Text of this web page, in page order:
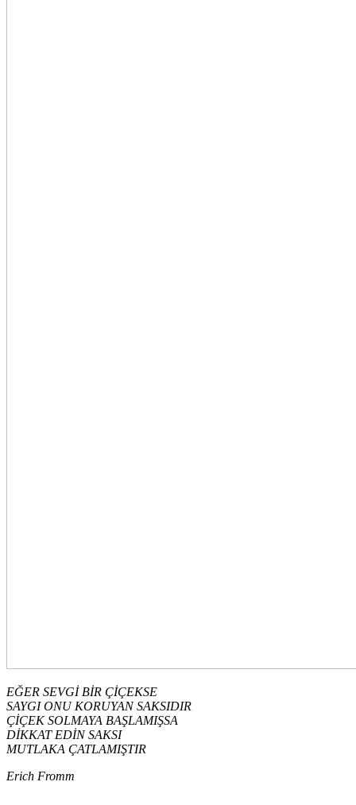
EĞER SEVGİ BİR ÇİÇEKSE
SAYGI ONU KORUYAN SAKSIDIR
ÇİÇEK SOLMAYA BAŞLAMIŞSA
DİKKAT EDİN SAKSI
MUTLAKA ÇATLAMIŞTIR
Erich Fromm